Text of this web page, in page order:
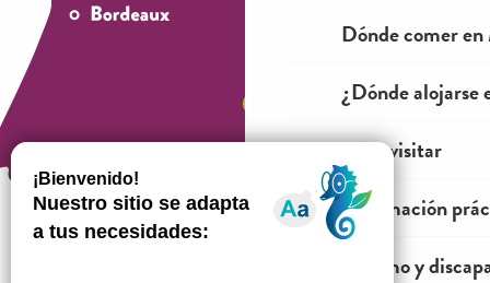
Dónde comer
¿Dónde alojarse
Ver y visitar
Información
Turismo y